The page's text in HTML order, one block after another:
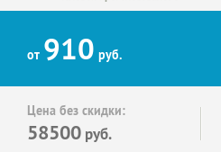
от 910 руб.
Цена без скидки:
58500 руб.